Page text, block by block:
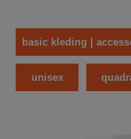
basic kleding |
unisex